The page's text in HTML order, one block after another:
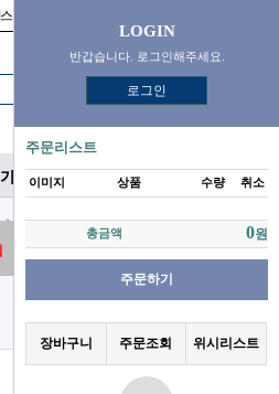
트
가챠/피규어
> 12cm 소형 인형
LOGIN
반갑습니다. 로그인해주세요.
로그인
주문리스트
이미지 상품 수량 취소
총금액 0원
주문하기
장바구니 주문조회 위시리스트